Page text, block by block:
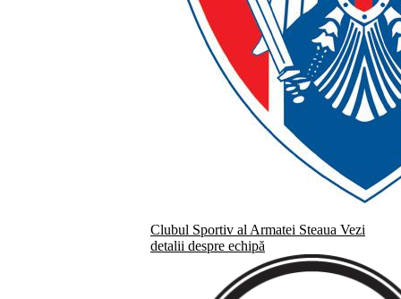
Clubul Sportiv al Armatei Steaua Vezi
detalii despre echipă